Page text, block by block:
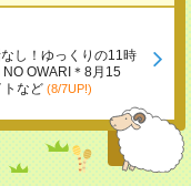
し！ゆっくりの11時
OWARI＊8月15
トなど (8/7UP!)